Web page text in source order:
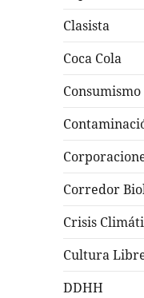
Clasista
Coca Cola
Consumismo
Corredor
Crisis
Cultura
DDHH